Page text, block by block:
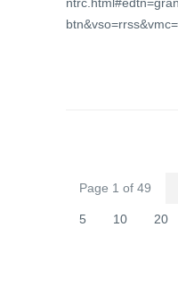
Page 1 of 49
5 10 20